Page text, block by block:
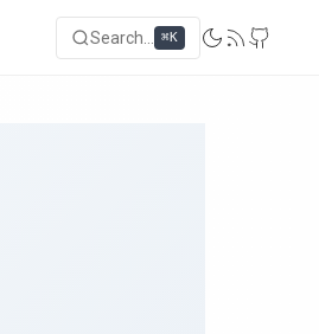
Search... ⌘K